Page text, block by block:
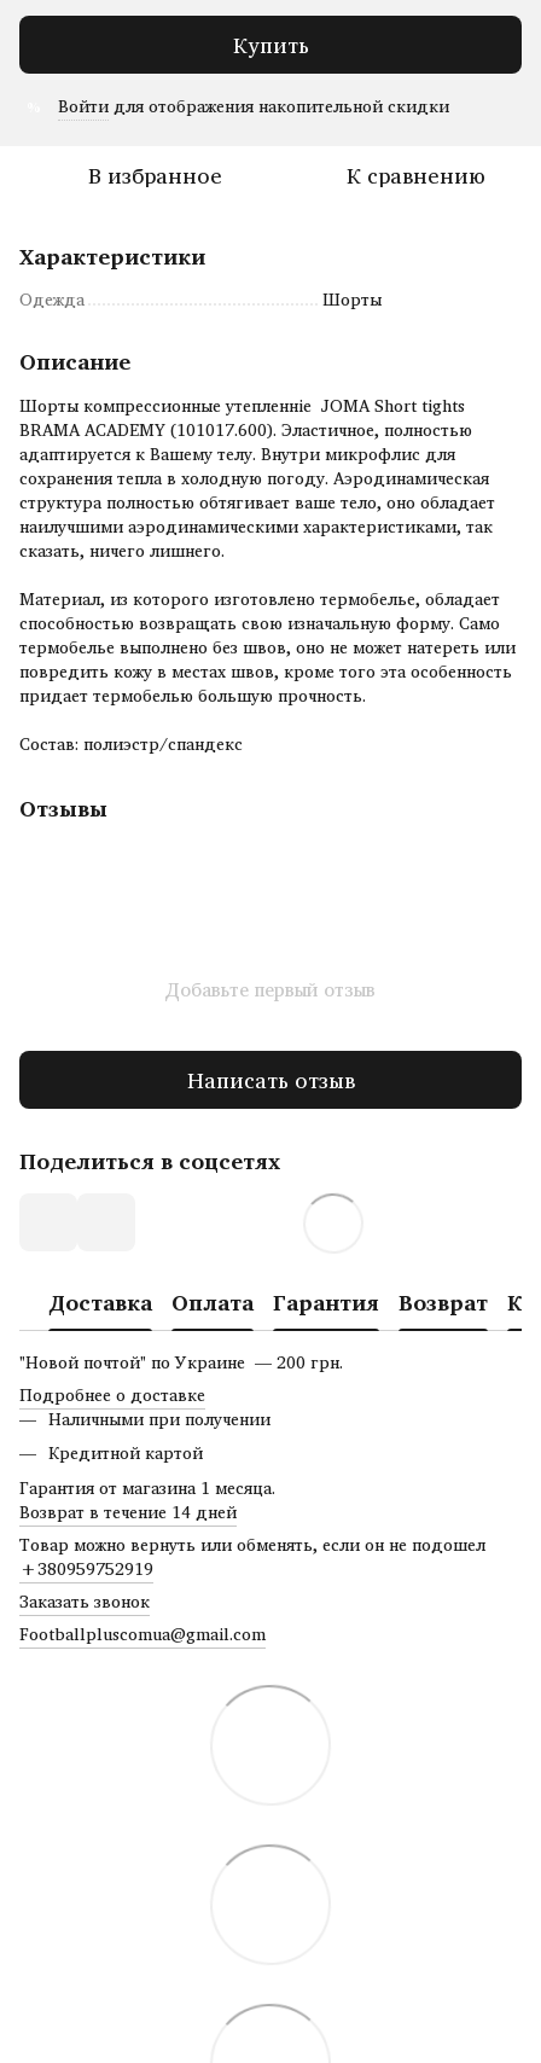
Купить
Войтидля отображения накопительной скидки
В избранное К сравнению
Характеристики
Одежда Шорты
Описание
Шорты компрессионные утепленніе JOMA Short tights
BRAMA ACADEMY (101017.600). Эластичное, полностью
адаптируется к Вашему телу. Внутри микрофлис для
сохранения тепла в холодную погоду. Аэродинамическая
структура полностью обтягивает ваше тело, оно обладает
наилучшими аэродинамическими характеристиками, так
сказать, ничего лишнего.
Материал, из которого изготовлено термобелье, обладает
способностью возвращать свою изначальную форму. Само
термобелье выполнено без швов, оно не может натереть или
повредить кожу в местах швов, кроме того эта особенность
придает термобелью большую прочность.
Состав: полиэстр/спандекс
Отзывы
Добавьте первый отзыв
Написать отзыв
Поделиться в соцсетях
Доставка Оплата Гарантия Возврат
"Новой почтой" по Украине — 200 грн.
Подробнее о доставке
Наличными при получении
Кредитной картой
Гарантия от магазина 1 месяца.
Возврат в течение 14 дней
Товар можно вернуть или обменять, если он не подошел
+380959752919
Заказать звонок
Footballpluscomua@gmail.com